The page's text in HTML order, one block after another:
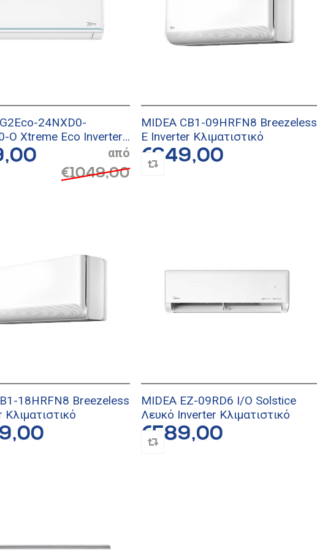
24NXD0-
O Xtreme Eco Inverter
€1049,00
MIDEA CB1-09HRFN8 Breezeless
E Inverter Κλιματιστικό
€649,00
18HRFN8 Breezeless
Κλιματιστικό
MIDEA EZ-09RD6 I/O Solstice
Λευκό Inverter Κλιματιστικό
€589,00